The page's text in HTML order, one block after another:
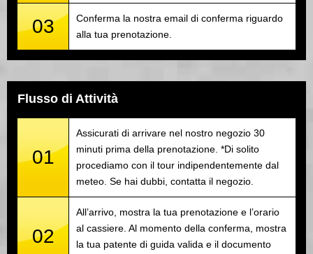
03
Conferma la nostra email di conferma riguardo
alla tua prenotazione.
Flusso di Attività
01
Assicurati di arrivare nel nostro negozio 30
minuti prima della prenotazione. *Di solito
procediamo con il tour indipendentemente dal
meteo. Se hai dubbi, contatta il negozio.
02
All’arrivo, mostra la tua prenotazione e l’orario
al cassiere. Al momento della conferma, mostra
la tua patente di guida valida e il documento